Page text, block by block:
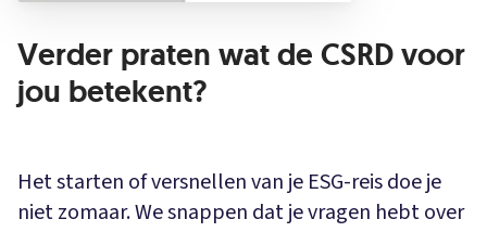
Verder praten wat de CSRD voor
jou betekent?
Het starten of versnellen van je ESG-reis doe je
niet zomaar. We snappen dat je vragen hebt over